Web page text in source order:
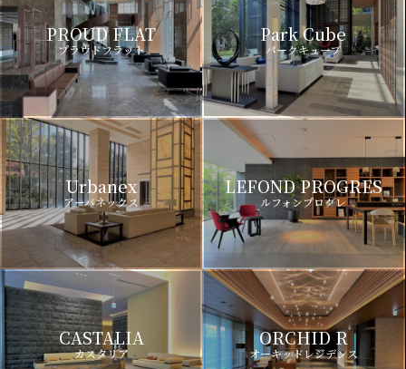
PROUD FLAT
プラウドフラット
Park Cube
パークキューブ
Urbanex
アーバネックス
LEFOND PROGRES
ルフォンプログレ
CASTALIA
カスタリア
ORCHID R
オーキッドレジデンス